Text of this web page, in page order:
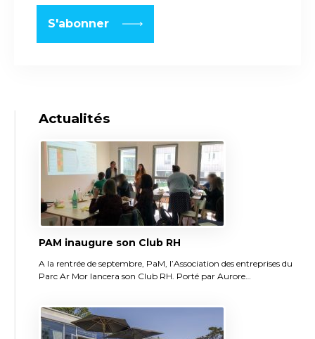
Actualités
PAM inaugure son Club RH
A la rentrée de septembre, PaM, l’Association des entreprises du
Parc Ar Mor lancera son Club RH. Porté par Aurore…